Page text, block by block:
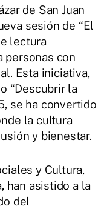
de San Juan
sesión de “El
lectura
personas con
Esta iniciativa,
“Descubrir la
se ha convertido
la cultura
y bienestar.
y Cultura,
han asistido a la
del